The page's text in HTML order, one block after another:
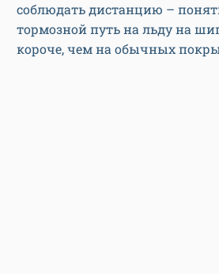
соблюдать дистанцию –
тормозной путь на льду на
короче, чем на обычных